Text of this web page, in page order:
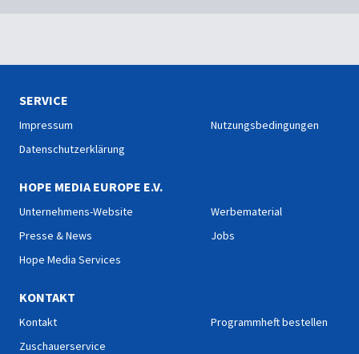
SERVICE
Impressum
Datenschutzerklärung
Nutzungsbedingungen
HOPE MEDIA EUROPE E.V.
Unternehmens-Website
Presse & News
Hope Media Services
Werbematerial
Jobs
KONTAKT
Kontakt
Zuschauerservice
Programmheft bestellen